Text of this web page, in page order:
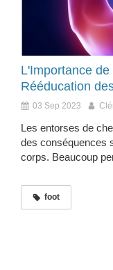
L'Importance
Rééducation
03 Sep 2023
Les entorses de
des conséquences
corps. Beaucoup
foot